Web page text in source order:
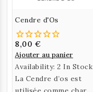
Cendre d'Os
8,00 €
Ajouter au panier
Availability: 2 In Stock
La Cendre d’os est